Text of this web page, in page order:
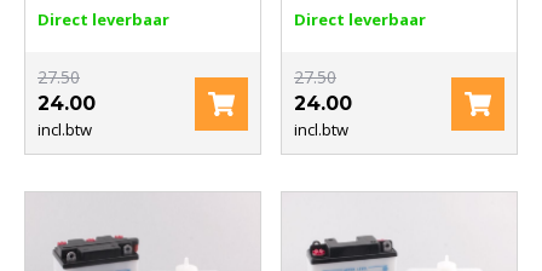
Direct leverbaar
27.50
24.00
incl.btw
Direct leverbaar
27.50
24.00
incl.btw